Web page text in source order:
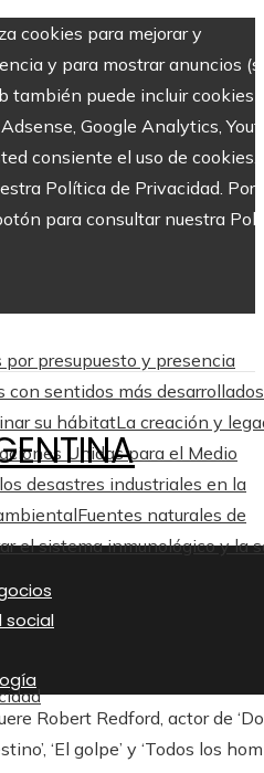
cookies para mejorar y
y para mostrar anuncios
también puede incluir cookies
Google Analytics,
consiente el uso de cookies.
Política de Privacidad. Por
para consultar nuestra
por presupuesto y presencia
con sentidos más desarrollados
su hábitatLa creación y
Unidas para el Medio
desastres industriales en la
Fuentes naturales de
el sistema inmunológico y la
social
Robert Redford, actor de
‘El golpe’ y ‘Todos los